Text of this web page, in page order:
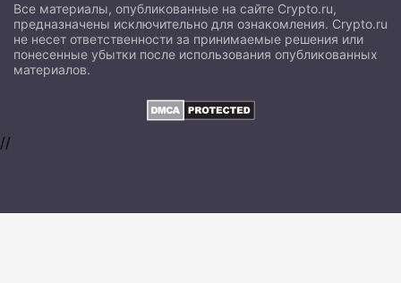
Все материалы, опубликованные на сайте Crypto.ru,
предназначены исключительно для ознакомления. Crypto.ru
не несет ответственности за принимаемые решения или
понесенные убытки после использования опубликованных
материалов.
//